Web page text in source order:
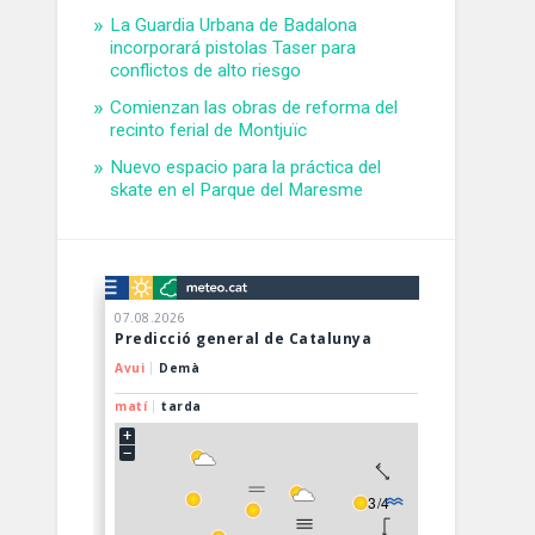
La Guardia Urbana de Badalona
incorporará pistolas Taser para
conflictos de alto riesgo
Comienzan las obras de reforma del
recinto ferial de Montjuïc
Nuevo espacio para la práctica del
skate en el Parque del Maresme